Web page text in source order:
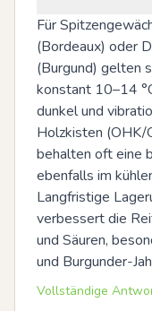
Für
(Bordeaux) oder
(Burgund) gelten
konstant 10–14
dunkel und
Holzkisten (OHK/
behalten oft eine
ebenfalls im
Langfristige
verbessert die
und Säuren,
und Burgunder-
Vollständige